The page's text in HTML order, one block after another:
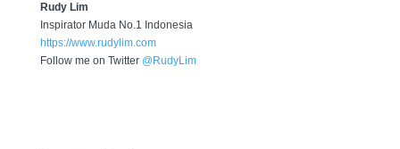
Rudy Lim
Inspirator Muda No.1 Indonesia
https://www.rudylim.com
Follow me on Twitter @RudyLim